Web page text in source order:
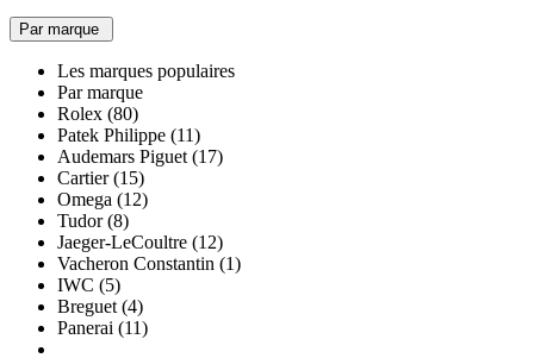
Par marque
Les marques populaires
Par marque
Rolex (80)
Patek Philippe (11)
Audemars Piguet (17)
Cartier (15)
Omega (12)
Tudor (8)
Jaeger-LeCoultre (12)
Vacheron Constantin (1)
IWC (5)
Breguet (4)
Panerai (11)